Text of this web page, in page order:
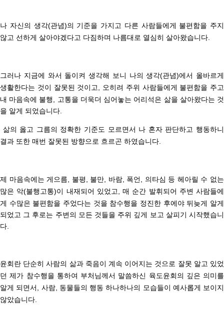
나 자신의 생각(관념)의 기준을 가지고 다른 사람들에게 불편함을 주지
않고 선하게 살아야겠다고 다짐하며 나름대로 열심히 살아왔습니다.
그러나 지금에 와서 돌이켜 생각해 보니 나의 생각(관념)에서 올바르게
생활한다는 것이 잘못된 것이고,
오히려 주위 사람들에게 불편함을 주고
내 마음속에 불행, 고통을 더욱더 심어놓는 어리석은 삶을 살아왔다는 것
을 알게 되었습니다.
삶의 옳고 그름의 정확한 기준도 모르면서 나 혼자 판단하고 행동하니
결과 또한 매번 잘못된 방향으로 흐르곤 하였습니다.
제 마음속에는 게으름, 불평, 불만, 바람, 폭언, 의타심 등 헤아릴 수 없는
많은 악(불행고통)이 내재되어 있었고, 매 순간 발휘되어 주변 사람들에
게 수많은 불편함을 주었다는 것을 참수행을 정진한 후에야 뒤늦게 알게
되었고 그 후로는 주변의 모든 것들을 주위 깊게 보고 살피기 시작했습니
다.
윤회란 단순히 사람의 삶과 죽음이 계속 이어지는 것으로 잘못 알고 있었
던 제가 참수행을 통하여 부처님께서 말씀하신 육도윤회의 깊은 의미를
알게 되면서, 사람, 동물들의 행동 하나하나의 모습들이 예사롭게 보이지
않았습니다.